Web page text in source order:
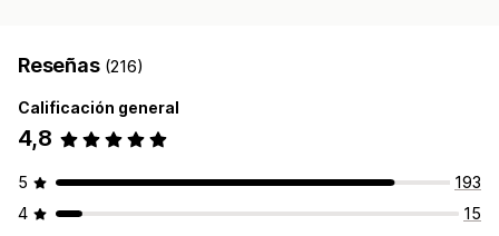
Reseñas (216)
Calificación general
4,8
5
193
4
15